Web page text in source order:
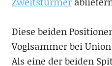
Diese beiden
Voglsammer bei
Als eine der beiden